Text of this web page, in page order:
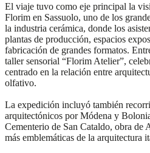
El viaje tuvo como eje principal la
Florim en Sassuolo, uno de los
la industria cerámica, donde los
plantas de producción, espacios
fabricación de grandes formatos.
taller sensorial “Florim Atelier”,
centrado en la relación entre
olfativo.
La expedición incluyó también
arquitectónicos por Módena y
Cementerio de San Cataldo, obra de
más emblemáticas de la arquitectura